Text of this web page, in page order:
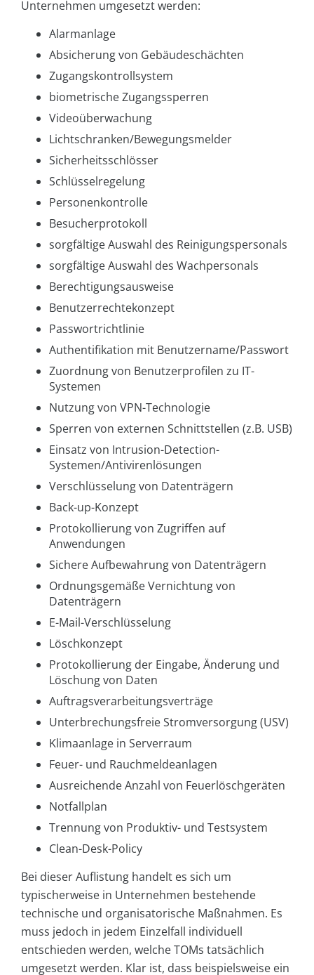
Unternehmen umgesetzt werden:
Alarmanlage
Absicherung von Gebäudeschächten
Zugangskontrollsystem
biometrische Zugangssperren
Videoüberwachung
Lichtschranken/Bewegungsmelder
Sicherheitsschlösser
Schlüsselregelung
Personenkontrolle
Besucherprotokoll
sorgfältige Auswahl des Reinigungspersonals
sorgfältige Auswahl des Wachpersonals
Berechtigungsausweise
Benutzerrechtekonzept
Passwortrichtlinie
Authentifikation mit Benutzername/Passwort
Zuordnung von Benutzerprofilen zu IT-
Systemen
Nutzung von VPN-Technologie
Sperren von externen Schnittstellen (z.B. USB)
Einsatz von Intrusion-Detection-
Systemen/Antivirenlösungen
Verschlüsselung von Datenträgern
Back-up-Konzept
Protokollierung von Zugriffen auf
Anwendungen
Sichere Aufbewahrung von Datenträgern
Ordnungsgemäße Vernichtung von
Datenträgern
E-Mail-Verschlüsselung
Löschkonzept
Protokollierung der Eingabe, Änderung und
Löschung von Daten
Auftragsverarbeitungsverträge
Unterbrechungsfreie Stromversorgung (USV)
Klimaanlage in Serverraum
Feuer- und Rauchmeldeanlagen
Ausreichende Anzahl von Feuerlöschgeräten
Notfallplan
Trennung von Produktiv- und Testsystem
Clean-Desk-Policy
Bei dieser Auflistung handelt es sich um
typischerweise in Unternehmen bestehende
technische und organisatorische Maßnahmen. Es
muss jedoch in jedem Einzelfall individuell
entschieden werden, welche TOMs tatsächlich
umgesetzt werden. Klar ist, dass beispielsweise ein